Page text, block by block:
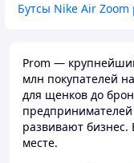
Бутсы Nike Air Zoom
Prom —
млн покупателей
для щенков до
развивают бизнес.
месте.